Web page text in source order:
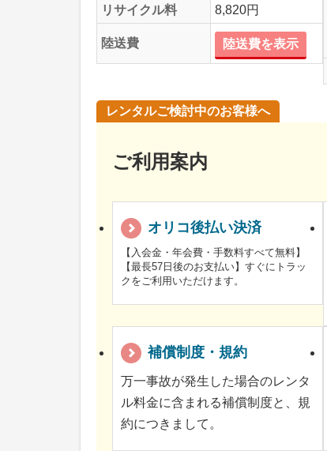
リサイクル料 8,820円
陸送費 陸送費を表示
レンタルご検討中のお客様へ
ご利用案内
オリコ後払い決済
【入会金・年会費・手数料すべて無料】
【最長57日後のお支払い】すぐにトラッ
クをご利用いただけます。
補償制度・規約
万一事故が発生した場合のレンタ
ル料金に含まれる補償制度と、規
約につきまして。